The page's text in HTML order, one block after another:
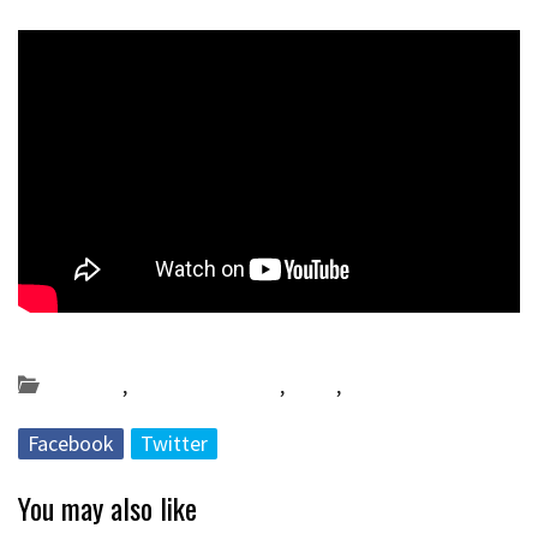
, , ,
Facebook Twitter
You may also like